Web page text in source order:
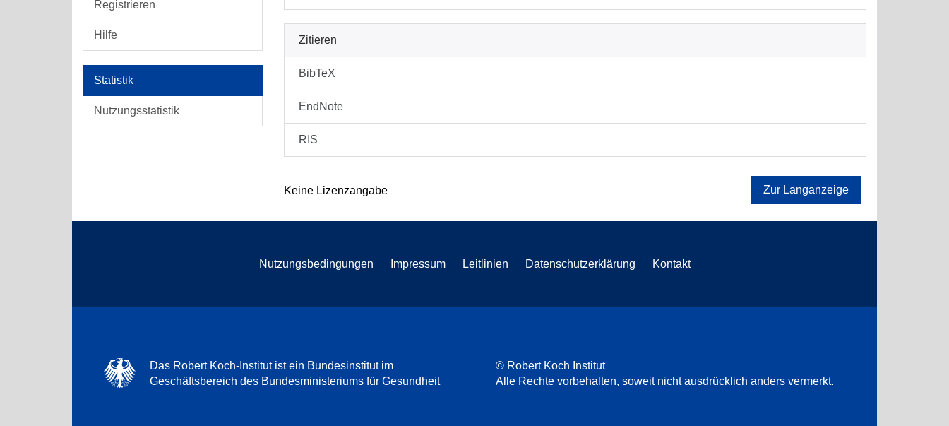
Registrieren
Hilfe
Statistik
Nutzungsstatistik
Zitieren
BibTeX
EndNote
RIS
Keine Lizenzangabe Zur Langanzeige
Nutzungsbedingungen Impressum Leitlinien Datenschutzerklärung Kontakt
Das Robert Koch-Institut ist ein Bundesinstitut im
Geschäftsbereich des Bundesministeriums für Gesundheit
© Robert Koch Institut
Alle Rechte vorbehalten, soweit nicht ausdrücklich anders vermerkt.